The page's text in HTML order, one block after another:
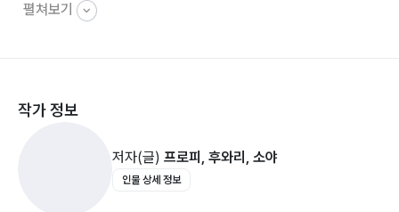
펼쳐보기
작가 정보
저자(글) 프로피, 후와리, 소야
인물 상세 정보